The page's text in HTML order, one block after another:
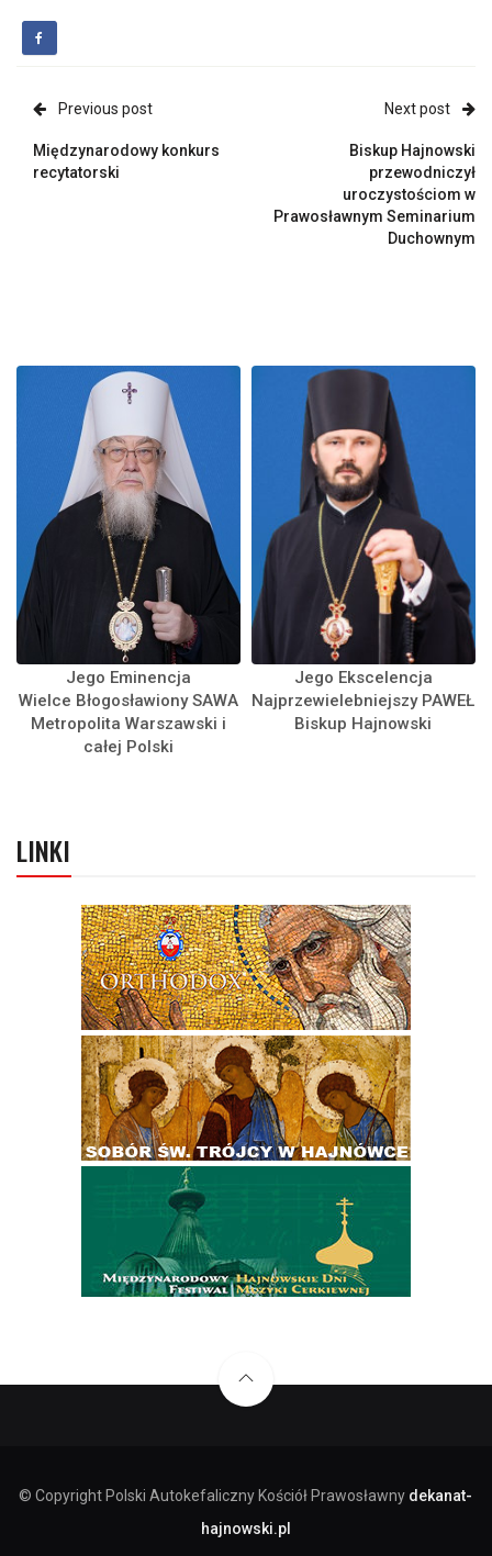
Previous post
Międzynarodowy konkurs
recytatorski
Next post
Biskup Hajnowski
przewodniczył
uroczystościom w
Prawosławnym Seminarium
Duchownym
Jego Eminencja
Wielce Błogosławiony SAWA
Metropolita Warszawski i
całej Polski
Jego Ekscelencja
Najprzewielebniejszy PAWEŁ
Biskup Hajnowski
LINKI
© Copyright Polski Autokefaliczny Kościół Prawosławny dekanat-
hajnowski.pl